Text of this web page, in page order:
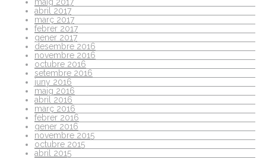
maig 2017
abril 2017
març 2017
febrer 2017
gener 2017
desembre 2016
novembre 2016
octubre 2016
setembre 2016
juny 2016
maig 2016
abril 2016
març 2016
febrer 2016
gener 2016
novembre 2015
octubre 2015
abril 2015